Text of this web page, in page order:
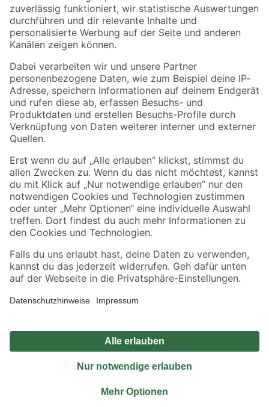
Zur Newsletter Anmeldung
Folge uns
Zahlungsarten Versandarten
Sicher einkaufen
Jetzt die toom-App herunterladen
Alle Preisangaben in EUR inkl. gesetzl. MwSt.. Die dargestellten Angebote sind unter
Umständen nicht in allen Märkten verfügbar. Die angegebenen Verfügbarkeiten beziehen
Produkte nur solange der Vorrat reicht.
*Paketversand ab 59 € versandkostenfrei, gilt nicht für Artikel mit Speditionsversand, hier
Privatsphäre Impressum
Nutzungsbedingungen
Widerrufsrecht
Vertrag widerrufen
© 2026 toom Baumarkt GmbH